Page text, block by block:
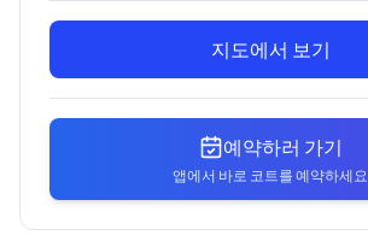
지도에서 보기
예약하러 가기
앱에서 바로 코트를 예약하세요